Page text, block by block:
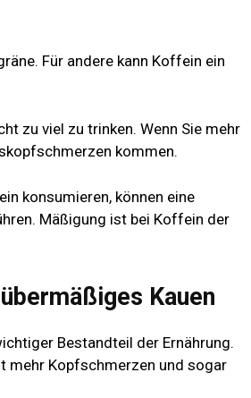
Für andere kann Koffein ein
zu viel zu trinken. Wenn Sie mehr
kommen.
konsumieren, können eine
Mäßigung ist bei Koffein der
Kauen
Bestandteil der Ernährung.
mehr Kopfschmerzen und sogar